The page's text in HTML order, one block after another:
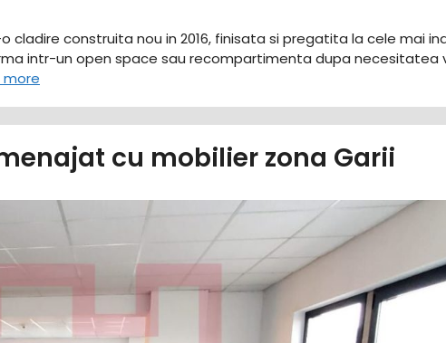
construita nou in 2016, finisata si pregatita la cele mai
intr-un open space sau recompartimenta dupa necesitatea
more
cu mobilier zona Garii